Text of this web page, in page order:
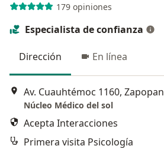
179 opiniones
Especialista de confianza
Dirección En línea
Av. Cuauhtémoc 1160, Zapopan
Núcleo Médico del sol
Acepta Interacciones
Primera visita Psicología